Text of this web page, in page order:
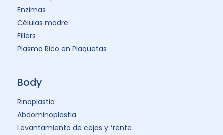
Enzimas
Células madre
Fillers
Plasma Rico en Plaquetas
Body
Rinoplastia
Abdominoplastia
Levantamiento de cejas y frente